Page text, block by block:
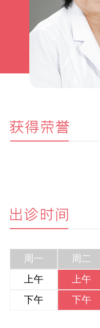
周一 周二
上午
上午
下午
下午